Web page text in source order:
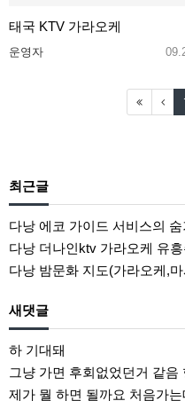
태국 KTV 가라오케
운영자
최근글
다낭 에코 가이드 서비스의 숨겨진 시
다낭 더나인ktv 가라오케 유흥주
다낭 밤문화 지도(가라오케,마사지,에코걸,토
새댓글
하 기대돼
그냥 가면 후회없었던거 같음
제가 뭘 하면 될까요 처음가는